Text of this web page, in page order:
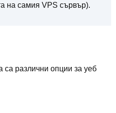
на самия VPS сървър).
различни опции за уеб